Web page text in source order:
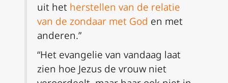
uit het herstellen van de relatie
van de zondaar met God en met
anderen.”
“Het evangelie van vandaag laat
zien hoe Jezus de vrouw niet